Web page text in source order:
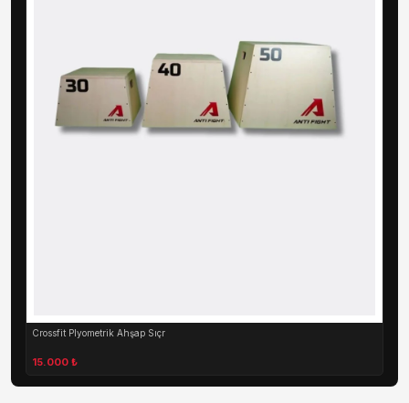
Crossfit Plyometrik Ahşap Sıçr
15.000 ₺